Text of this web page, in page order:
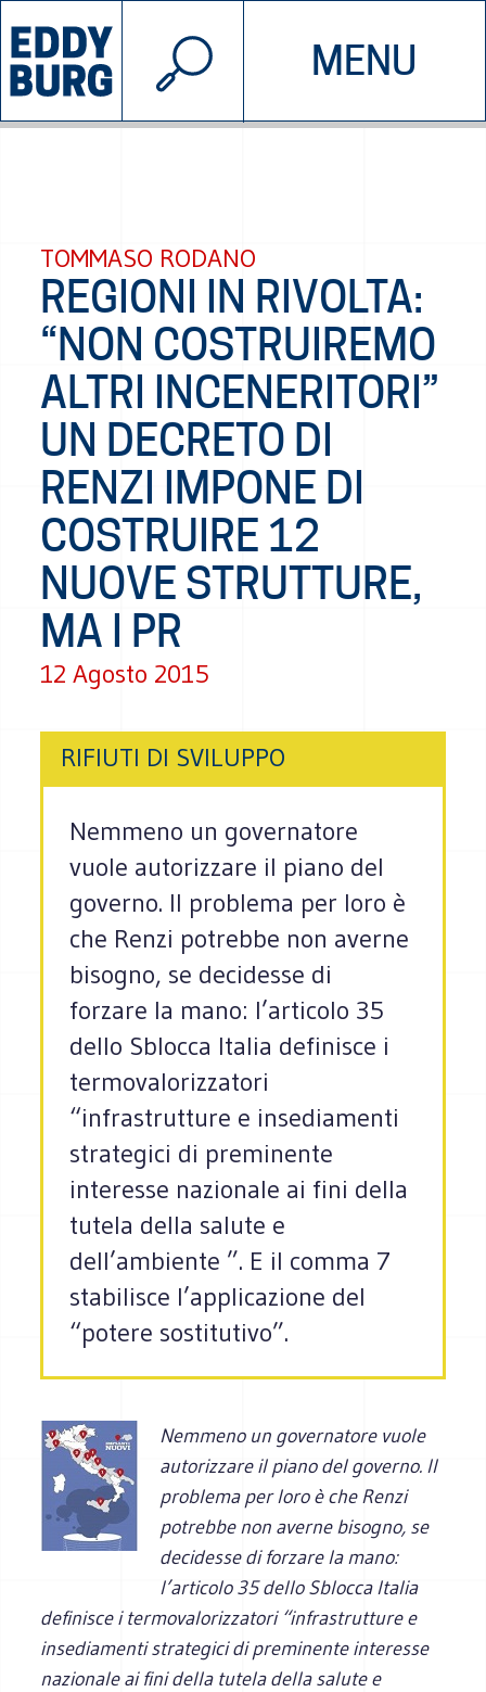
MENU
INIZIATIVE CHI SIAMO
© 2026 EDDYBURG
TOMMASO RODANO
REGIONI IN RIVOLTA:
“NON COSTRUIREMO
ALTRI INCENERITORI”
UN DECRETO DI
RENZI IMPONE DI
COSTRUIRE 12
NUOVE STRUTTURE,
MA I PR
12 Agosto 2015
RIFIUTI DI SVILUPPO
Nemmeno un governatore
vuole autorizzare il piano del
governo. Il problema per loro è
che Renzi potrebbe non averne
bisogno, se decidesse di
forzare la mano: l’articolo 35
dello Sblocca Italia definisce i
termovalorizzatori
“infrastrutture e insediamenti
strategici di preminente
interesse nazionale ai fini della
tutela della salute e
dell’ambiente ”. E il comma 7
stabilisce l’applicazione del
“potere sostitutivo”.
Nemmeno un governatore vuole
autorizzare il piano del governo. Il
problema per loro è che Renzi
potrebbe non averne bisogno, se
decidesse di forzare la mano:
l’articolo 35 dello Sblocca Italia
definisce i termovalorizzatori “infrastrutture e
insediamenti strategici di preminente interesse
nazionale ai fini della tutela della salute e